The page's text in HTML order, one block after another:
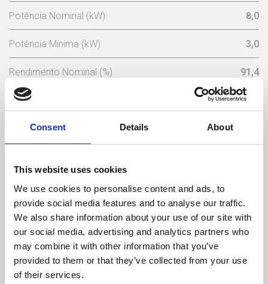
Consent Details About
This website uses cookies
We use cookies to personalise content and ads, to
provide social media features and to analyse our traffic.
We also share information about your use of our site with
our social media, advertising and analytics partners who
may combine it with other information that you’ve
provided to them or that they’ve collected from your use
of their services.
Potência Nominal (kW) 8,0
Potência Minima (kW) 3,0
Rendimento Nominal (%) 91,4
Rendimento à potência reduzida (%)
Combustível Consumo Máximo Pellet (kg/h)
Capacidade Depósito Pellets (Kg)
Peso (kg) 100
Diámetro da chaminé (mm)
Depressão necessária na chaminé (pa)